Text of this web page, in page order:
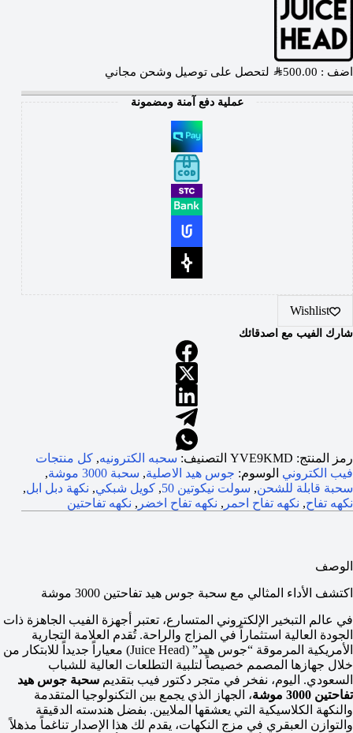
اضف : SAR500.00 لتحصل على توصيل وشحن مجاني
عملية دفع آمنة ومضمونة
Wishlist
شارك الفيب مع اصدقائك
رمز المنتج: YVE9KMD التصنيف: سحبه الكترونيه, كل منتجات
فيب الكتروني الوسوم: جوس هيد الاصلية, سحبة 3000 موشة
,
سحبة قابلة للشحن, سولت نيكوتين 50 , كويل شبكي, نكهة دبل ابل,
نكهه تفاح, نكهه تفاح احمر , نكهه تفاح اخضر , نكهه تفاحتين
الوصف
اكتشف الأداء المثالي مع سحبة جوس هيد تفاحتين 3000 موشة
في عالم التبخير الإلكتروني المتسارع، تعتبر أجهزة الفيب الجاهزة ذات
الجودة العالية استثماراً في المزاج والراحة. تُقدم العلامة التجارية
الأمريكية المرموقة “جوس هيد” (Juice Head) معياراً جديداً للابتكار من
خلال جهازها المصمم خصيصاً لتلبية التطلعات العالية للشباب
السعودي. اليوم، نفخر في متجر دكتور فيب بتقديم سحبة جوس هيد
تفاحتين 3000 موشة
، الجهاز الذي يجمع بين التكنولوجيا المتقدمة
والنكهة الكلاسيكية التي يعشقها الملايين. بفضل هندسته الدقيقة
والتوازن العبقري في مزج النكهات، يقدم لك هذا الإصدار تناغماً مذهلاً